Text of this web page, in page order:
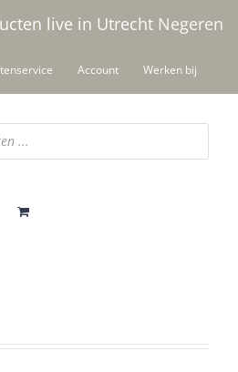
live in Utrecht Negeren
Account Werken bij